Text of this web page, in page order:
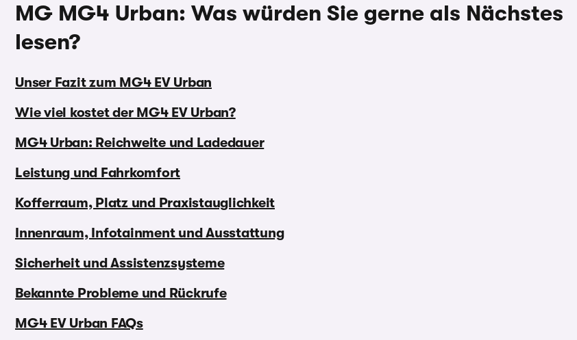
MG MG4 Urban: Was würden Sie gerne als Nächstes
lesen?
Unser Fazit zum MG4 EV Urban
Wie viel kostet der MG4 EV Urban?
MG4 Urban: Reichweite und Ladedauer
Leistung und Fahrkomfort
Kofferraum, Platz und Praxistauglichkeit
Innenraum, Infotainment und Ausstattung
Sicherheit und Assistenzsysteme
Bekannte Probleme und Rückrufe
MG4 EV Urban FAQs